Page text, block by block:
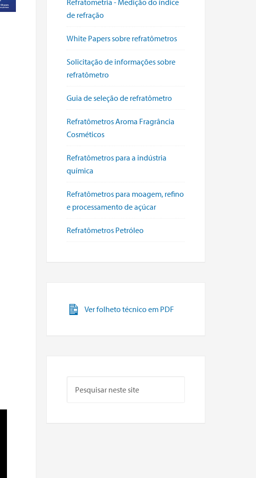
de refração
White Papers sobre refratômetros
Solicitação de informações sobre
refratômetro
Guia de seleção de refratômetro
Refratômetros Aroma Fragrância
Cosméticos
Refratômetros para a indústria
química
Refratômetros para moagem, refino
e processamento de açúcar
Refratômetros Petróleo
Ver folheto técnico em PDF